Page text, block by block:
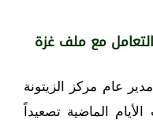
مع ملف غزة
عام مركز الزيتونة
الماضية تصعيداً